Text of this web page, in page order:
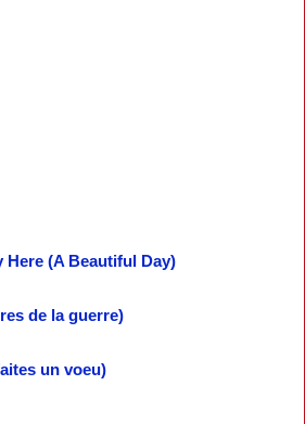
Here (A Beautiful Day)
de la guerre)
un voeu)